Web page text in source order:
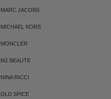
MARC JACOBS
MICHAEL KORS
MONCLER
M2 BEAUTE
NINA RICCI
OLD SPICE